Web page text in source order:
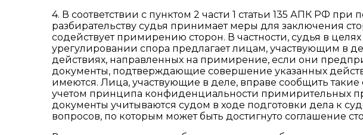
4. В соответствии с пунктом 2 части 1 статьи 135 АПК РФ при
разбирательству судья принимает меры для заключения
содействует примирению сторон. В частности, судья в
урегулировании спора предлагает лицам, участвующим в
действиях, направленных на примирение, если они
документы, подтверждающие совершение указанных
имеются. Лица, участвующие в деле, вправе сообщить
учетом принципа конфиденциальности примирительных
документы учитываются судом в ходе подготовки дела к
вопросов, по которым может быть достигнуто соглашение